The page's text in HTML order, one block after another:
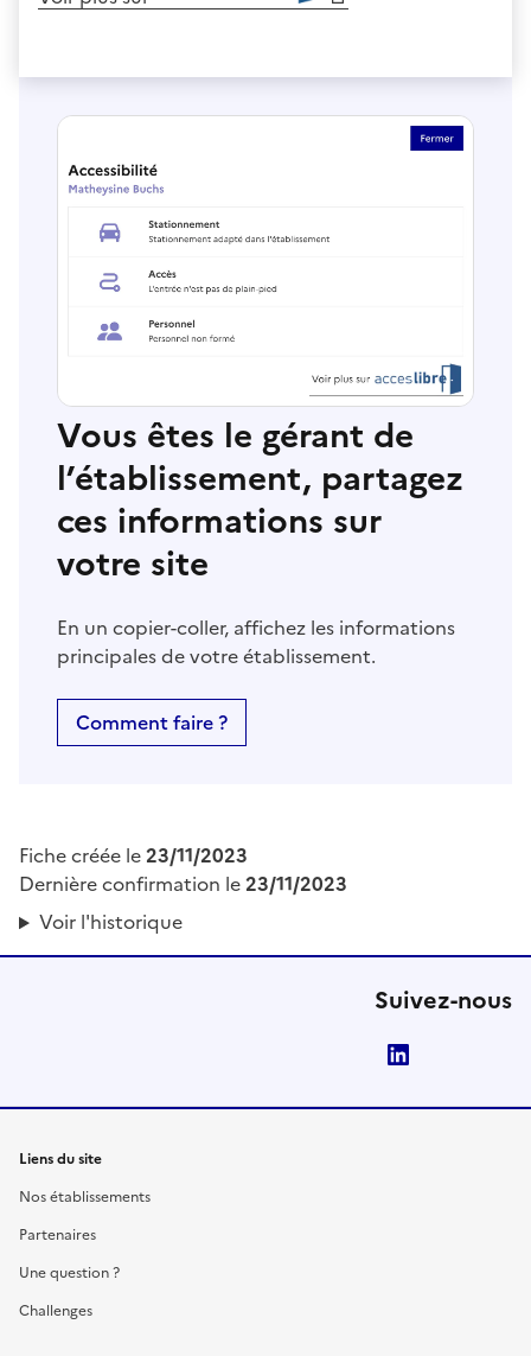
Vous êtes le gérant de
l’établissement, partagez
ces informations sur
votre site
En un copier-coller, affichez les informations
principales de votre établissement.
Comment faire ?
Fiche créée le23/11/2023
Dernière confirmation le23/11/2023
Voir l'historique
Suivez-nous
Liens du site
Nos établissements
Partenaires
Une question ?
Challenges